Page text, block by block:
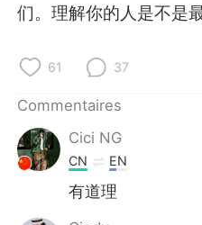
们。理解你的人是不是
61 37
Commentaires
Cici NG
CN EN
有道理